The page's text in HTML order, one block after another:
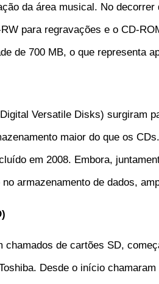
da área musical. No
para regravações e o CD-
de 700 MB, o que representa
Versatile Disks) surgiram
maior do que os
em 2008. Embora,
armazenamento de dados,
chamados de cartões SD,
Desde o início